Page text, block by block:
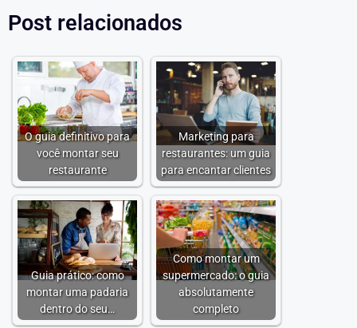
Post relacionados
O guia definitivo para
você montar seu
restaurante
Marketing para
restaurantes: um guia
para encantar clientes
Guia prático: como
montar uma padaria
dentro do seu…
Como montar um
supermercado: o guia
absolutamente
completo